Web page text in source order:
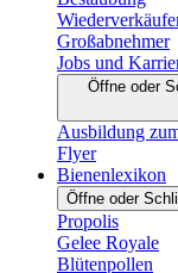
Großabnehmer
Jobs und
Öffne oder
Ausbildung
Flyer
Bienenlexikon
Öffne oder
Propolis
Gelee Royale
Blütenpollen